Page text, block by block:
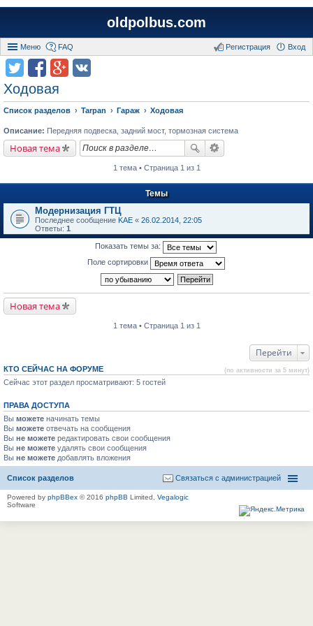
oldpolbus.com
Меню FAQ Вход
Регистрация
Ходовая
Список разделов Tarpan Гараж Ходовая
Описание: Передняя подвеска, задний мост, тормозная система
Новая тема
1 тема • Страница 1 из 1
Темы
Модернизация ГТЦ
Последнее сообщение KAE « 26.02.2014, 22:05
Ответы: 1
Показать темы за:
Поле сортировки
Новая тема
1 тема • Страница 1 из 1
Перейти
КТО СЕЙЧАС НА ФОРУМЕ (по активности за 5 минут)
Сейчас этот раздел просматривают: 5 гостей
ПРАВА ДОСТУПА
Вы можете начинать темы
Вы можете отвечать на сообщения
Вы не можете редактировать свои сообщения
Вы не можете удалять свои сообщения
Вы не можете добавлять вложения
Список разделов Связаться с администрацией
Powered by phpBBex © 2016 phpBB Limited, Vegalogic
Software